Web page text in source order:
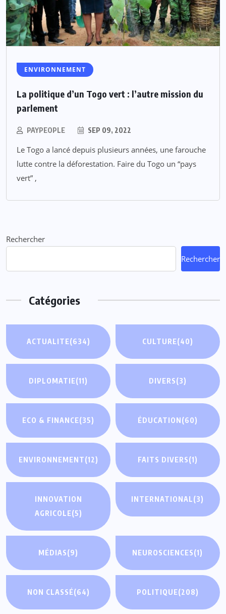
ENVIRONNEMENT
La politique d’un Togo vert : l’autre mission du
parlement
PAYPEOPLE SEP 09, 2022
Le Togo a lancé depuis plusieurs années, une farouche
lutte contre la déforestation. Faire du Togo un “pays
vert” ,
Rechercher
Rechercher
Catégories
ACTUALITE(634) CULTURE(40)
DIPLOMATIE(11) DIVERS(3)
ECO & FINANCE(35) ÉDUCATION(60)
ENVIRONNEMENT(12) FAITS DIVERS(1)
INNOVATION
AGRICOLE(5)
INTERNATIONAL(3)
MÉDIAS(9) NEUROSCIENCES(1)
NON CLASSÉ(64) POLITIQUE(208)